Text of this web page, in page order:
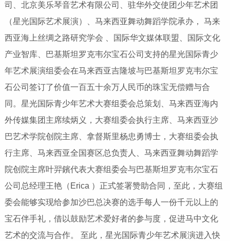
司、北京美乐琴音艺术有限公司、驻华外交使团少年艺术团
（星光国际艺术展演）、马来西亚舞动舞蹈学院承办， 马来
西亚海上丝绸之路研究学会 、国际华文媒体联盟、国际文化
产业智库、巴基斯坦罗克韦尔宝石公司支持的星光国际青少
年艺术展演组委会在马来西亚吉隆坡与巴基斯坦罗克韦尔宝
石公司签订了价值一百五十余万人民币的珠宝无偿赠与合
同。星光国际青少年艺术大赛组委会总策划、马来西亚海内
外传媒集团主席续炳义，大赛组委会执行主席、马来西亚沙
巴艺术学院创院主席、拿督斯里杨忠勇博士，大赛组委会执
行主席、马来西亚全国赛区总负责人、马来西亚舞动舞蹈学
院创院主席叶羿鑌代表大赛组委会与巴基斯坦罗克韦尔宝石
公司总经理王艳（Erica ）正式签署赞助合同，至此，大赛组
委会能够实现给参加沙巴总决赛的选手每人一份千元以上的
宝石伴手礼，借以鼓励艺术爱好者的参与度，促进马中文化
艺术的交流与合作。 至此，星光国际青少年艺术展演进入快